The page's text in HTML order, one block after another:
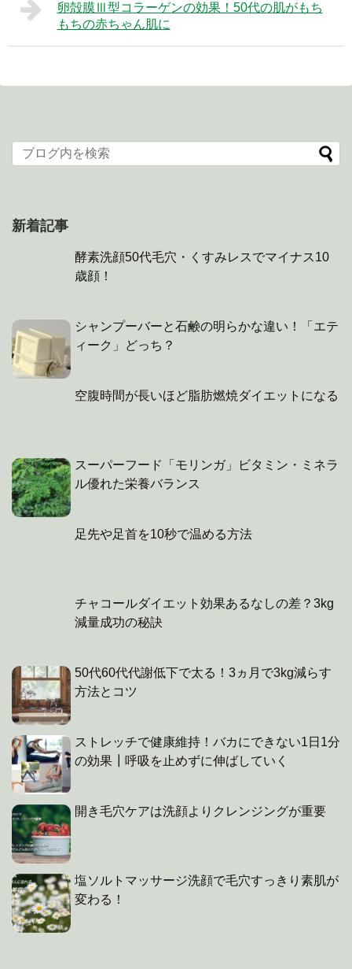
卵殻膜Ⅲ型コラーゲンの効果！50代の肌がもち
もちの赤ちゃん肌に
新着記事
酵素洗顔50代毛穴・くすみレスでマイナス10
歳顔！
シャンプーバーと石鹸の明らかな違い！「エテ
ィーク」どっち？
空腹時間が長いほど脂肪燃焼ダイエットになる
スーパーフード「モリンガ」ビタミン・ミネラ
ル優れた栄養バランス
足先や足首を10秒で温める方法
チャコールダイエット効果あるなしの差？3kg
減量成功の秘訣
50代60代代謝低下で太る！3ヵ月で3kg減らす
方法とコツ
ストレッチで健康維持！バカにできない1日1分
の効果┃呼吸を止めずに伸ばしていく
開き毛穴ケアは洗顔よりクレンジングが重要
塩ソルトマッサージ洗顔で毛穴すっきり素肌が
変わる！